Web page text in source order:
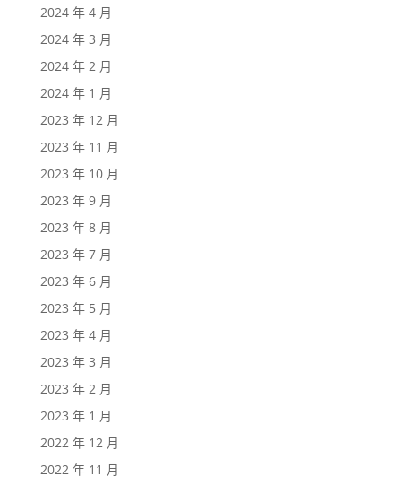
2024 年 4 月
2024 年 3 月
2024 年 2 月
2024 年 1 月
2023 年 12 月
2023 年 11 月
2023 年 10 月
2023 年 9 月
2023 年 8 月
2023 年 7 月
2023 年 6 月
2023 年 5 月
2023 年 4 月
2023 年 3 月
2023 年 2 月
2023 年 1 月
2022 年 12 月
2022 年 11 月